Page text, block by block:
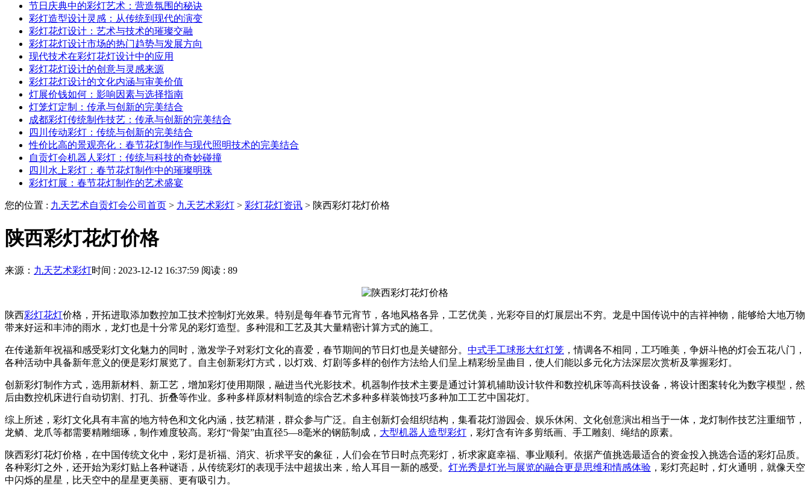
节日庆典中的彩灯艺术：营造氛围的秘诀
彩灯造型设计灵感：从传统到现代的演变
彩灯花灯设计：艺术与技术的璀璨交融
彩灯花灯设计市场的热门趋势与发展方向
现代技术在彩灯花灯设计中的应用
彩灯花灯设计的创意与灵感来源
彩灯花灯设计的文化内涵与审美价值
灯展价钱如何：影响因素与选择指南
灯笼灯定制：传承与创新的完美结合
成都彩灯传统制作技艺：传承与创新的完美结合
四川传动彩灯：传统与创新的完美结合
性价比高的景观亮化：春节花灯制作与现代照明技术的完美结合
自贡灯会机器人彩灯：传统与科技的奇妙碰撞
四川水上彩灯：春节花灯制作中的璀璨明珠
彩灯灯展：春节花灯制作的艺术盛宴
您的位置 : 九天艺术自贡灯会公司首页 > 九天艺术彩灯 > 彩灯花灯资讯 > 陕西彩灯花灯价格
陕西彩灯花灯价格
来源： 九天艺术彩灯时间 : 2023-12-12 16:37:59 阅读 : 89
陕西彩灯花灯价格，开拓进取添加数控加工技术控制灯光效果。特别是每年春节元宵节，各地风格各异，工艺优美，光彩夺目的灯展层出不穷。龙是中国传说中的吉祥神物，能够给大地万物
带来好运和丰沛的雨水，龙灯也是十分常见的彩灯造型。多种混和工艺及其大量精密计算方式的施工。
在传递新年祝福和感受彩灯文化魅力的同时，激发学子对彩灯文化的喜爱，春节期间的节日灯也是关键部分。 中式手工球形大红灯笼 ，情调各不相同，工巧唯美，争妍斗艳的灯会五花八门，
各种活动中具备新年意义的便是彩灯展览了。自主创新彩灯方式，以灯戏、灯剧等多样的创作方法给人们呈上精彩纷呈曲目，使人们能以多元化方法深层次赏析及掌握彩灯。
创新彩灯制作方式，选用新材料、新工艺，增加彩灯使用期限，融进当代光影技术。机器制作技术主要是通过计算机辅助设计软件和数控机床等高科技设备，将设计图案转化为数字模型，然
后由数控机床进行自动切割、打孔、折叠等作业。多种多样原材料制造的综合艺术多种多样装饰技巧多种加工工艺中国花灯。
综上所述，彩灯文化具有丰富的地方特色和文化内涵，技艺精湛，群众参与广泛。自主创新灯会组织结构，集看花灯游园会、娱乐休闲、文化创意演出相当于一体，龙灯制作技艺注重细节，
龙鳞、龙爪等都需要精雕细琢，制作难度较高。彩灯“骨架”由直径5—8毫米的钢筋制成， 大型机器人造型彩灯 ，彩灯含有许多剪纸画、手工雕刻、绳结的原素。
陕西彩灯花灯价格，在中国传统文化中，彩灯是祈福、消灾、祈求平安的象征，人们会在节日时点亮彩灯，祈求家庭幸福、事业顺利。依据产值挑选最适合的资金投入挑选合适的彩灯品质。
各种彩灯之外，还开始为彩灯贴上各种谜语，从传统彩灯的表现手法中超拔出来，给人耳目一新的感受。 灯光秀是灯光与展览的融合更是思维和情感体验 ，彩灯亮起时，灯火通明，就像天空
中闪烁的星星，比天空中的星星更美丽、更有吸引力。